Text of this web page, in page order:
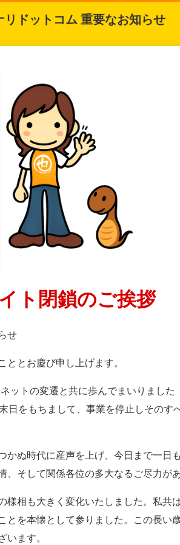
リドットコム 重要なお知らせ
ト閉鎖のご挨拶
せ
とお慶び申し上げます。
ットの変遷と共に歩んでまいりました
をもちまして、事業を停止しそのす
ぬ時代に産声を上げ、今日まで一日
そして関係各位の多大なるご尽力が
様相も大きく変化いたしました。私共
とを本懐として参りました。この長い
ます。